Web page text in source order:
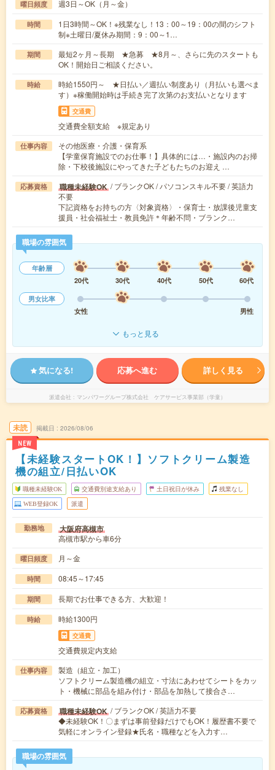
曜日頻度 週3日～OK（月～金）
時間
1日3時間～OK！※残業なし！13：00～19：00の間のシフト
制※土曜日/夏休み期間：9：00～1…
期間
最短2ヶ月～長期 ★急募 ★8月～、さらに先のスタートも
OK！開始日ご相談ください。
時給
時給1550円～ ★日払い／週払い制度あり（月払いも選べま
す）※稼働開始時は手続き完了次第のお支払いとなります
交通費
交通費全額支給 ※規定あり
仕事内容
その他医療・介護・保育系
【学童保育施設でのお仕事！】具体的には…・施設内のお掃
除・下校後施設にやってきた子どもたちのお迎え …
応募資格 職種未経験OK / ブランクOK / パソコンスキル不要 / 英語力
不要
下記資格をお持ちの方〈対象資格〉・保育士・放課後児童支
援員・社会福祉士・教員免許＊年齢不問・ブランク…
職場の雰囲気
年齢層
20代
30代 40代 50代
60代
男女比率
女性
男性
もっと見る
気になる! 応募へ進む 詳しく見る
派遣会社 マンパワーグループ株式会社 ケアサービス事業部（学童）
未読
NEW
掲載日 2026/08/06
【未経験スタートOK！】ソフトクリーム製造
機の組立/日払いOK
職種未経験OK 交通費別途支給あり 土日祝日が休み 残業なし
WEB登録OK 派遣
勤務地 大阪府高槻市
高槻市駅から車6分
曜日頻度 月～金
時間 08:45～17:45
期間 長期でお仕事できる方、大歓迎！
時給 時給1300円
交通費
交通費規定内支給
仕事内容
製造（組立・加工）
ソフトクリーム製造機の組立・寸法にあわせてシートをカッ
ト・機械に部品を組み付け・部品を加熱して接合さ…
応募資格 職種未経験OK / ブランクOK / 英語力不要
◆未経験OK！〇まずは事前登録だけでもOK！履歴書不要で
気軽にオンライン登録★氏名・職種などを入力す…
職場の雰囲気